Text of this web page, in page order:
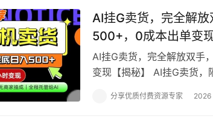
AI挂G卖货，完全解
500+，0成本出单变现
AI挂G卖货，完全解放双手
变现【揭秘】 AI挂G卖货
分享优质付费资源专家 2026